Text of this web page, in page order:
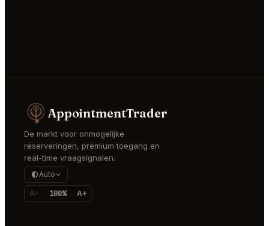
AppointmentTrader
De markt voor onmogelijke
reserveringen, premium toegang en
real-time vraagsignalen.
Auto
A- 100% A+